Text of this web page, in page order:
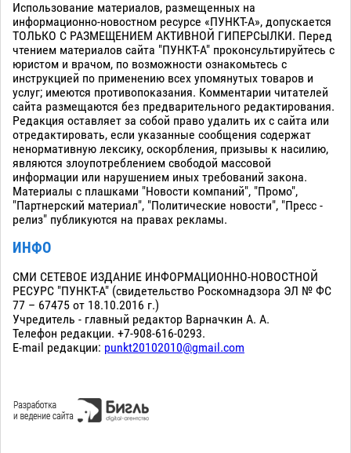
Использование материалов, размещенных на
информационно-новостном ресурсе «ПУНКТ-А», допускается
ТОЛЬКО С РАЗМЕЩЕНИЕМ АКТИВНОЙ ГИПЕРСЫЛКИ. Перед
чтением материалов сайта "ПУНКТ-А" проконсультируйтесь с
юристом и врачом, по возможности ознакомьтесь с
инструкцией по применению всех упомянутых товаров и
услуг; имеются противопоказания. Комментарии читателей
сайта размещаются без предварительного редактирования.
Редакция оставляет за собой право удалить их с сайта или
отредактировать, если указанные сообщения содержат
ненормативную лексику, оскорбления, призывы к насилию,
являются злоупотреблением свободой массовой
информации или нарушением иных требований закона.
Материалы с плашками "Новости компаний", "Промо",
"Партнерский материал", "Политические новости", "Пресс -
релиз" публикуются на правах рекламы.
ИНФО
СМИ СЕТЕВОЕ ИЗДАНИЕ ИНФОРМАЦИОННО-НОВОСТНОЙ
РЕСУРС "ПУНКТ-А" (свидетельство Роскомнадзора ЭЛ № ФС
77 – 67475 от 18.10.2016 г.)
Учредитель - главный редактор Варначкин А. А.
Телефон редакции. +7-908-616-0293.
E-mail редакции: punkt20102010@gmail.com